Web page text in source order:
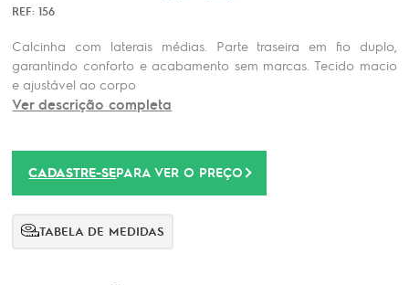
REF: 156
Calcinha com laterais médias. Parte traseira em fio duplo,
garantindo conforto e acabamento sem marcas. Tecido macio
e ajustável ao corpo
Ver descrição completa
CADASTRE-SEPARA VER O PREÇO
TABELA DE MEDIDAS